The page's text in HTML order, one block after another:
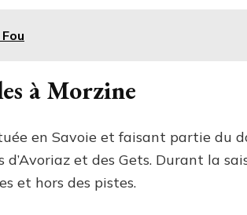
à Morzine
en Savoie et faisant partie du
et des Gets. Durant la
et hors des pistes.